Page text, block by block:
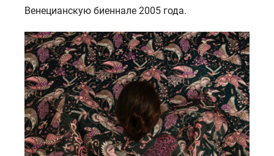
Венецианскую биеннале 2005 года.